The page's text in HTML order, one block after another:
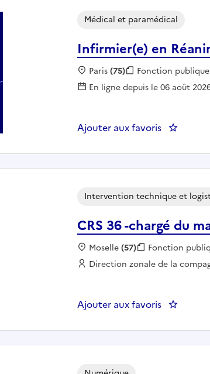
Infirmier(e) en
Médical et paramédical
Localisation :
Paris(75) Fonction
Fonction
En ligne depuis le 06 août
Ajouter aux favoris :
CRS 36 -chargé du
Intervention technique et
Localisation :
Moselle(57) Fonction
Fonction
Employeur :
Direction zonale de la
Ajouter aux favoris : CRS